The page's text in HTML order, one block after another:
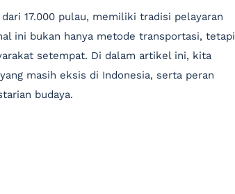
17.000 pulau, memiliki tradisi pelayaran
ini bukan hanya metode transportasi, tetapi
setempat. Di dalam artikel ini, kita
masih eksis di Indonesia, serta peran
budaya.